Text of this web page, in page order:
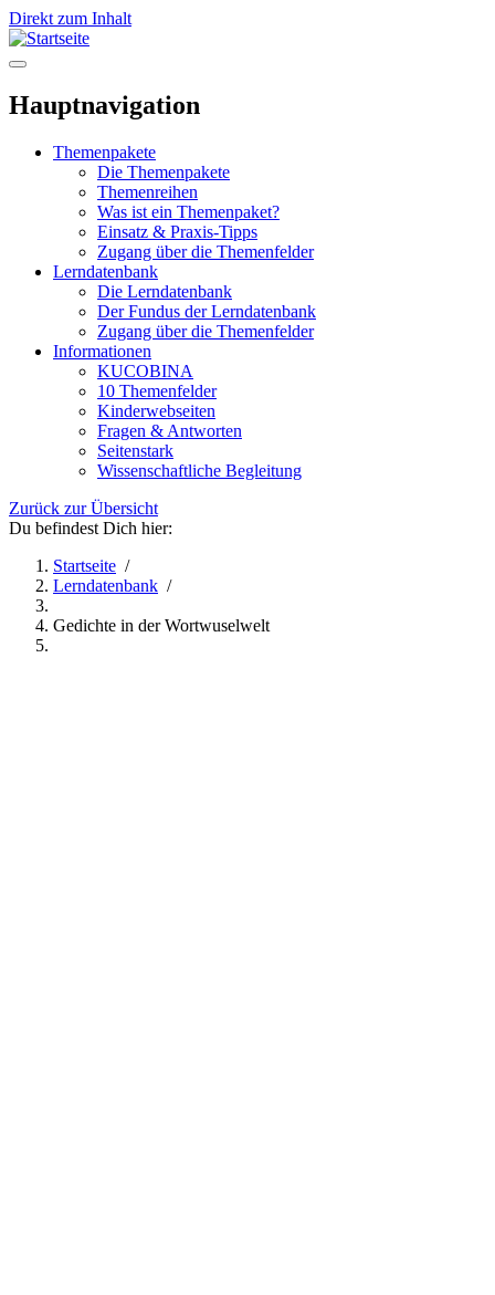
Direkt zum Inhalt
Hauptnavigation
Themenpakete
Die Themenpakete
Themenreihen
Was ist ein Themenpaket?
Einsatz & Praxis-Tipps
Zugang über die Themenfelder
Lerndatenbank
Die Lerndatenbank
Der Fundus der Lerndatenbank
Zugang über die Themenfelder
Informationen
KUCOBINA
10 Themenfelder
Kinderwebseiten
Fragen & Antworten
Seitenstark
Wissenschaftliche Begleitung
Zurück zur Übersicht
Du befindest Dich hier:
Startseite /
Lerndatenbank /
Gedichte in der Wortwuselwelt